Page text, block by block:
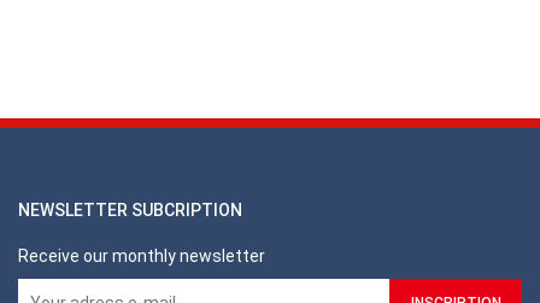
NEWSLETTER SUBCRIPTION
Receive our monthly newsletter